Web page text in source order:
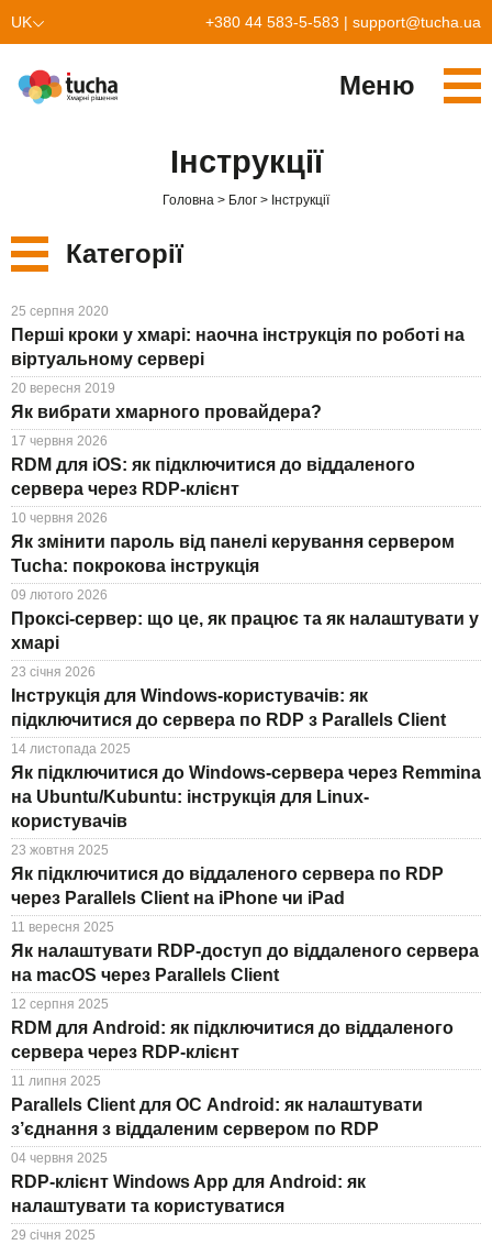
UK +380 44 583-5-583 | support@tucha.ua
Меню
TuchaBit
TuchaHost
TuchaMetal
TuchaBackup
TuchaHosting
TuchaSync
Хостиг сайтів на Laravel
Хостинг CRM
Хостинг сайтів-конструкторів
Віддалений офіс
Реселінг хостингу
Наші партнери
Блог
Про нас
Компанія
Кар'єра
Контакти
Інструкції
Головна Блог Інструкції
Категорії
Нові
Сервіси
Рішення
Для бізнесу
Техпідтримка
Інструкції
FAQ
Інтерв'ю
Авторська колонка
Свята
25 серпня 2020
Перші кроки у хмарі: наочна інструкція по роботі на
віртуальному сервері
20 вересня 2019
Як вибрати хмарного провайдера?
17 червня 2026
RDM для iOS: як підключитися до віддаленого
сервера через RDP-клієнт
10 червня 2026
Як змінити пароль від панелі керування сервером
Tucha: покрокова інструкція
09 лютого 2026
Проксі-сервер: що це, як працює та як налаштувати у
хмарі
23 січня 2026
Інструкція для Windows-користувачів: як
підключитися до сервера по RDP з Parallels Client
14 листопада 2025
Як підключитися до Windows-сервера через Remmina
на Ubuntu/Kubuntu: інструкція для Linux-
користувачів
23 жовтня 2025
Як підключитися до віддаленого сервера по RDP
через Parallels Client на iPhone чи iPad
11 вересня 2025
Як налаштувати RDP-доступ до віддаленого сервера
на macOS через Parallels Client
12 серпня 2025
RDM для Android: як підключитися до віддаленого
сервера через RDP-клієнт
11 липня 2025
Parallels Client для ОС Android: як налаштувати
з’єднання з віддаленим сервером по RDP
04 червня 2025
RDP-клієнт Windows App для Android: як
налаштувати та користуватися
29 січня 2025